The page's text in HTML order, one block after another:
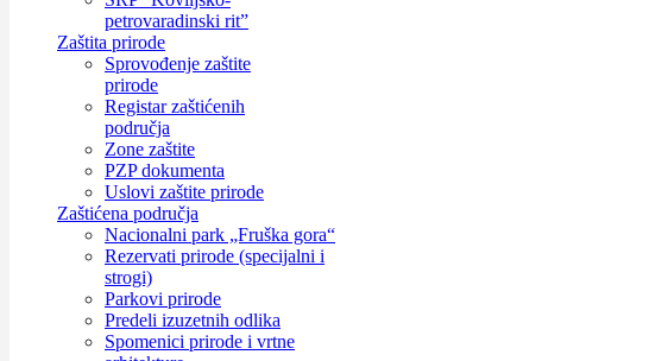
petrovaradinski rit”
Zaštita prirode
Sprovođenje zaštite
prirode
Registar zaštićenih
područja
Zone zaštite
PZP dokumenta
Uslovi zaštite prirode
Zaštićena područja
Nacionalni park „Fruška gora“
Rezervati prirode (specijalni i
strogi)
Parkovi prirode
Predeli izuzetnih odlika
Spomenici prirode i vrtne